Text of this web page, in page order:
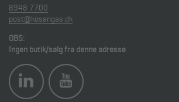
8948 7700
post@kosangas.dk
OBS:
Ingen butik/salg fra denne adresse